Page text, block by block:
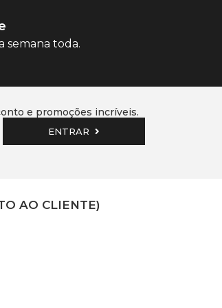
semana toda.
e promoções incríveis.
ENTRAR
AO CLIENTE)